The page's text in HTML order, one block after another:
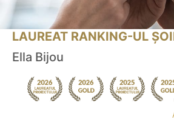
LAUREAT RANKING-UL
Ella Bijou